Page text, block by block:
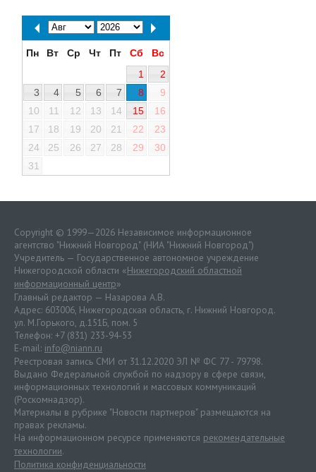
Пн Вт Ср Чт Пт Сб
Вс
1
2
3
4 5 6 7 8
9
10
11 12 13 14 15
16
17
18 19 20 21 22
23
24
25 26 27 28 29
30
31
Copyright © 1999—2026 Независимое информационное
агентство "Нижний Новгород" (НИА "Нижний Новгород")
Учредитель — Государственное автономное учреждение
Нижегородской области «Нижегородский областной
информационный центр»
Главный редактор — Назарова А.В.
Адрес: 603006, Нижегородская область, г. Нижний Новгород.
ул. М.Горького, д.151Б, пом. 5
Телефон: +7 (831) 233-94-53
E-mail: info@niann.ru
Реестровая запись СМИ от 31.12.2020 ЭЛ № ФС 77 - 79798.
Выдано Федеральной службой по надзору в сфере связи,
информационных технологий и массовых коммуникаций
(Роскомнадзор).
Материалы в рубрике "Новости партнеров" размещаются на
правах рекламы.
На информационном ресурсе применяются рекомендательные
технологии.
Политика конфиденциальности